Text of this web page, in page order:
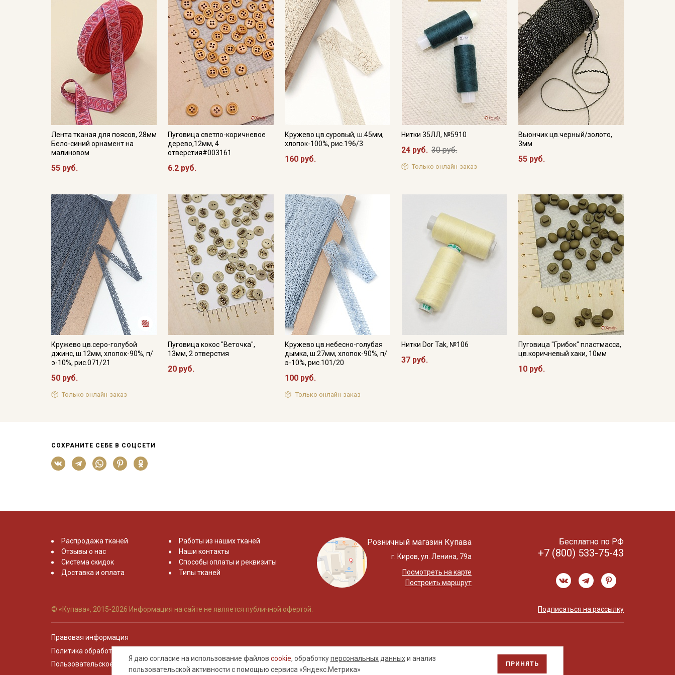
Лента тканая для поясов, 28мм
Бело-синий орнамент на
малиновом
55 руб.
Пуговица светло-коричневое
дерево,12мм, 4
отверстия#003161
6.2 руб.
Кружево цв.суровый, ш.45мм,
хлопок-100%, рис.196/3
160 руб.
Нитки 35ЛЛ, №5910
24 руб. 30 руб.
Только онлайн-заказ
Вьюнчик цв.черный/золото,
3мм
55 руб.
Кружево цв.серо-голубой
джинс, ш.12мм, хлопок-90%, п/
э-10%, рис.071/21
50 руб.
Только онлайн-заказ
Пуговица кокос "Веточка",
13мм, 2 отверстия
20 руб.
Кружево цв.небесно-голубая
дымка, ш.27мм, хлопок-90%, п/
э-10%, рис.101/20
100 руб.
Только онлайн-заказ
Нитки Dor Tak, №106
37 руб.
Пуговица "Грибок" пластмасса,
цв.коричневый хаки, 10мм
10 руб.
СОХРАНИТЕ СЕБЕ В СОЦСЕТИ
Я даю согласие на использование файлов cookie, обработкуперсональных данныхи анализ
пользовательской активности с помощью сервиса «Яндекс.Метрика»
ПРИНЯТЬ
Распродажа тканей
Отзывы о нас
Система скидок
Доставка и оплата
Работы из наших тканей
Наши контакты
Способы оплаты и реквизиты
Типы тканей
Розничный магазин Купава
г. Киров, ул. Ленина, 79а
Посмотреть на карте
Построить маршрут
Бесплатно по РФ
+7 (800) 533-75-43
© «Купава», 2015-2026 Информация на сайте не является публичной офертой. Подписаться на рассылку
Правовая информация
Политика обработки персональных данных
Пользовательское соглашение
Подписаться
Ознакомлен(а) с
Политикой обработки персональных
данных
и даю
Согласие на обработку персональных
Согласие на получение рекламных и
информационных рассылок